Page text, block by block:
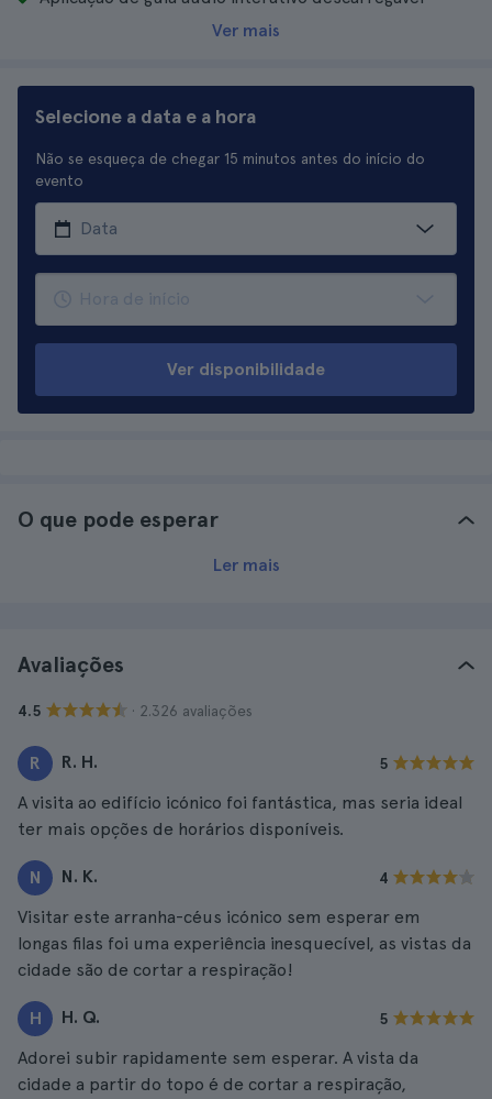
Ver mais
Selecione a data e a hora
Não se esqueça de chegar 15 minutos antes do início do
evento
Ver disponibilidade
O que pode esperar
Ler mais
Avaliações
4.5 · 2.326 avaliações
R R. H. 5
A visita ao edifício icónico foi fantástica, mas seria ideal
ter mais opções de horários disponíveis.
N N. K. 4
Visitar este arranha-céus icónico sem esperar em
longas filas foi uma experiência inesquecível, as vistas da
cidade são de cortar a respiração!
H H. Q. 5
Adorei subir rapidamente sem esperar. A vista da
cidade a partir do topo é de cortar a respiração,